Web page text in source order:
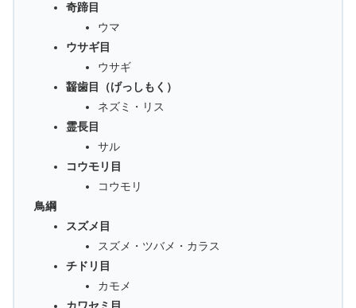
奇蹄目
ウマ
ウサギ目
ウサギ
齧歯目（げっしもく）
ネズミ・リス
霊長目
サル
コウモリ目
コウモリ
鳥綱
スズメ目
スズメ・ツバメ・カラス
チドリ目
カモメ